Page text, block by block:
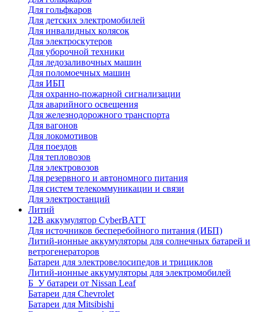
Для гольфкаров
Для детских электромобилей
Для инвалидных колясок
Для электроскутеров
Для уборочной техники
Для ледозаливочных машин
Для поломоечных машин
Для ИБП
Для охранно-пожарной сигнализации
Для аварийного освещения
Для железнодорожного транспорта
Для вагонов
Для локомотивов
Для поездов
Для тепловозов
Для электровозов
Для резервного и автономного питания
Для систем телекоммуникации и связи
Для электростанций
Литий
12В аккумулятор CyberBATT
Для источников бесперебойного питания (ИБП)
Литий-ионные аккумуляторы для солнечных батарей и
ветрогенераторов
Батареи для электровелосипедов и трициклов
Литий-ионные аккумуляторы для электромобилей
Б_У батареи от Nissan Leaf
Батареи для Chevrolet
Батареи для Mitsibishi